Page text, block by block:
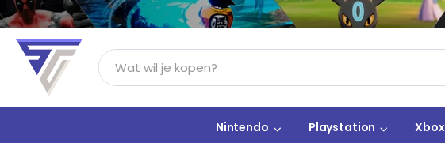
Nintendo Playstation Xbox